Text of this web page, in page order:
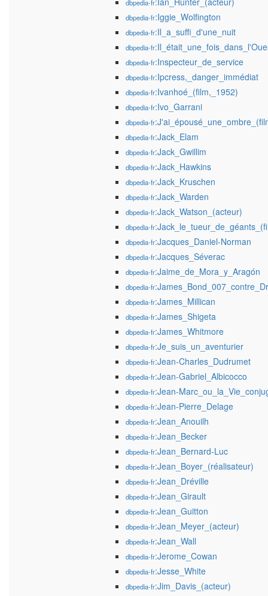
dbpedia-fr
dbpedia-fr:Iggie_Wolfington
dbpedia-fr:Il_a_suffi_d'une_nuit
dbpedia-fr
dbpedia-fr:Inspecteur_de_service
dbpedia-fr:Ipcress,_danger_immédiat
dbpedia-fr:Ivanhoé_(film,_1952)
dbpedia-fr:Ivo_Garrani
dbpedia-fr
dbpedia-fr:Jack_Elam
dbpedia-fr:Jack_Gwillim
dbpedia-fr:Jack_Hawkins
dbpedia-fr:Jack_Kruschen
dbpedia-fr:Jack_Warden
dbpedia-fr:Jack_Watson_(acteur)
dbpedia-fr
dbpedia-fr:Jacques_Daniel-Norman
dbpedia-fr:Jacques_Séverac
dbpedia-fr:Jaime_de_Mora_y_Aragón
dbpedia-fr
dbpedia-fr:James_Millican
dbpedia-fr:James_Shigeta
dbpedia-fr:James_Whitmore
dbpedia-fr:Je_suis_un_aventurier
dbpedia-fr:Jean-Charles_Dudrumet
dbpedia-fr:Jean-Gabriel_Albicocco
dbpedia-fr:Jean-
dbpedia-fr:Jean-Pierre_Delage
dbpedia-fr:Jean_Anouilh
dbpedia-fr:Jean_Becker
dbpedia-fr:Jean_Bernard-Luc
dbpedia-fr:Jean_Boyer_(réalisateur)
dbpedia-fr:Jean_Dréville
dbpedia-fr:Jean_Girault
dbpedia-fr:Jean_Guitton
dbpedia-fr:Jean_Meyer_(acteur)
dbpedia-fr:Jean_Wall
dbpedia-fr:Jerome_Cowan
dbpedia-fr:Jesse_White
dbpedia-fr:Jim_Davis_(acteur)